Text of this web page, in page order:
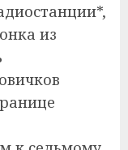
из